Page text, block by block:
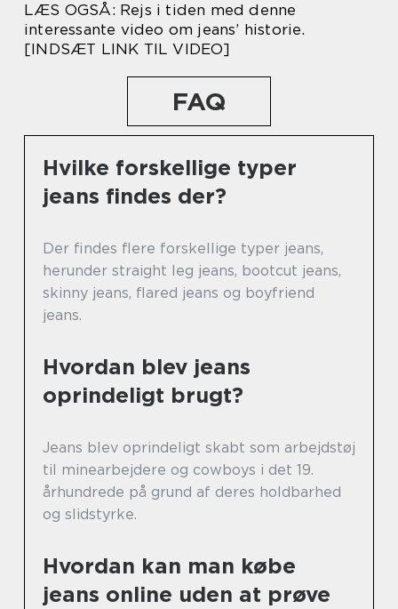
LÆS OGSÅ: Rejs i tiden med denne
interessante video om jeans’ historie.
[INDSÆT LINK TIL VIDEO]
FAQ
Hvilke forskellige typer
jeans findes der?
Der findes flere forskellige typer jeans,
herunder straight leg jeans, bootcut jeans,
skinny jeans, flared jeans og boyfriend
jeans.
Hvordan blev jeans
oprindeligt brugt?
Jeans blev oprindeligt skabt som arbejdstøj
til minearbejdere og cowboys i det 19.
århundrede på grund af deres holdbarhed
og slidstyrke.
Hvordan kan man købe
jeans online uden at prøve